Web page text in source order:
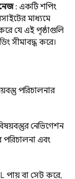
: একটি শপিং
মাধ্যমে
করে যে এই পৃষ্ঠাগুলি
সীমাবদ্ধ করে।
পরিচালনার
নেভিগেশন
পরিচালনা এবং
পায় বা সেট করে,